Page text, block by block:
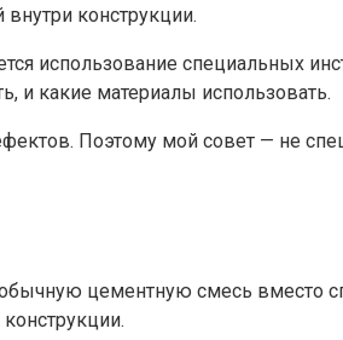
конструкции.
использование специальных
и какие материалы использовать.
Поэтому мой совет — не
цементную смесь вместо